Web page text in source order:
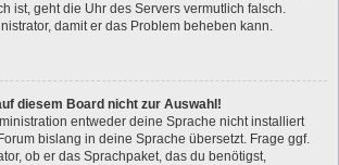
ist, geht die Uhr des Servers vermutlich falsch.
damit er das Problem beheben kann.
diesem Board nicht zur Auswahl!
entweder deine Sprache nicht installiert
bislang in deine Sprache übersetzt. Frage ggf.
ob er das Sprachpaket, das du benötigst,